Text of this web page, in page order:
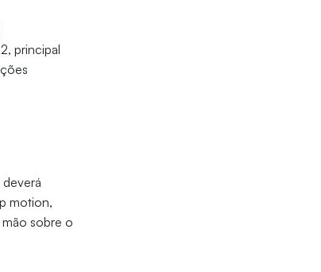
principal
motion,
sobre o